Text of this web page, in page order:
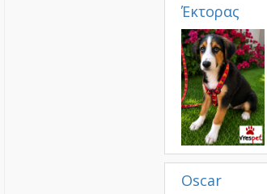
Έκτορας
Oscar